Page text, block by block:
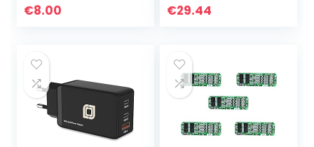
€8.00
Hitachi BCL1415
€29.44